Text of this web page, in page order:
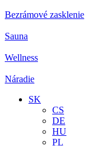
Bezrámové zasklenie
Sauna
Wellness
Náradie
SK
CS
DE
HU
PL